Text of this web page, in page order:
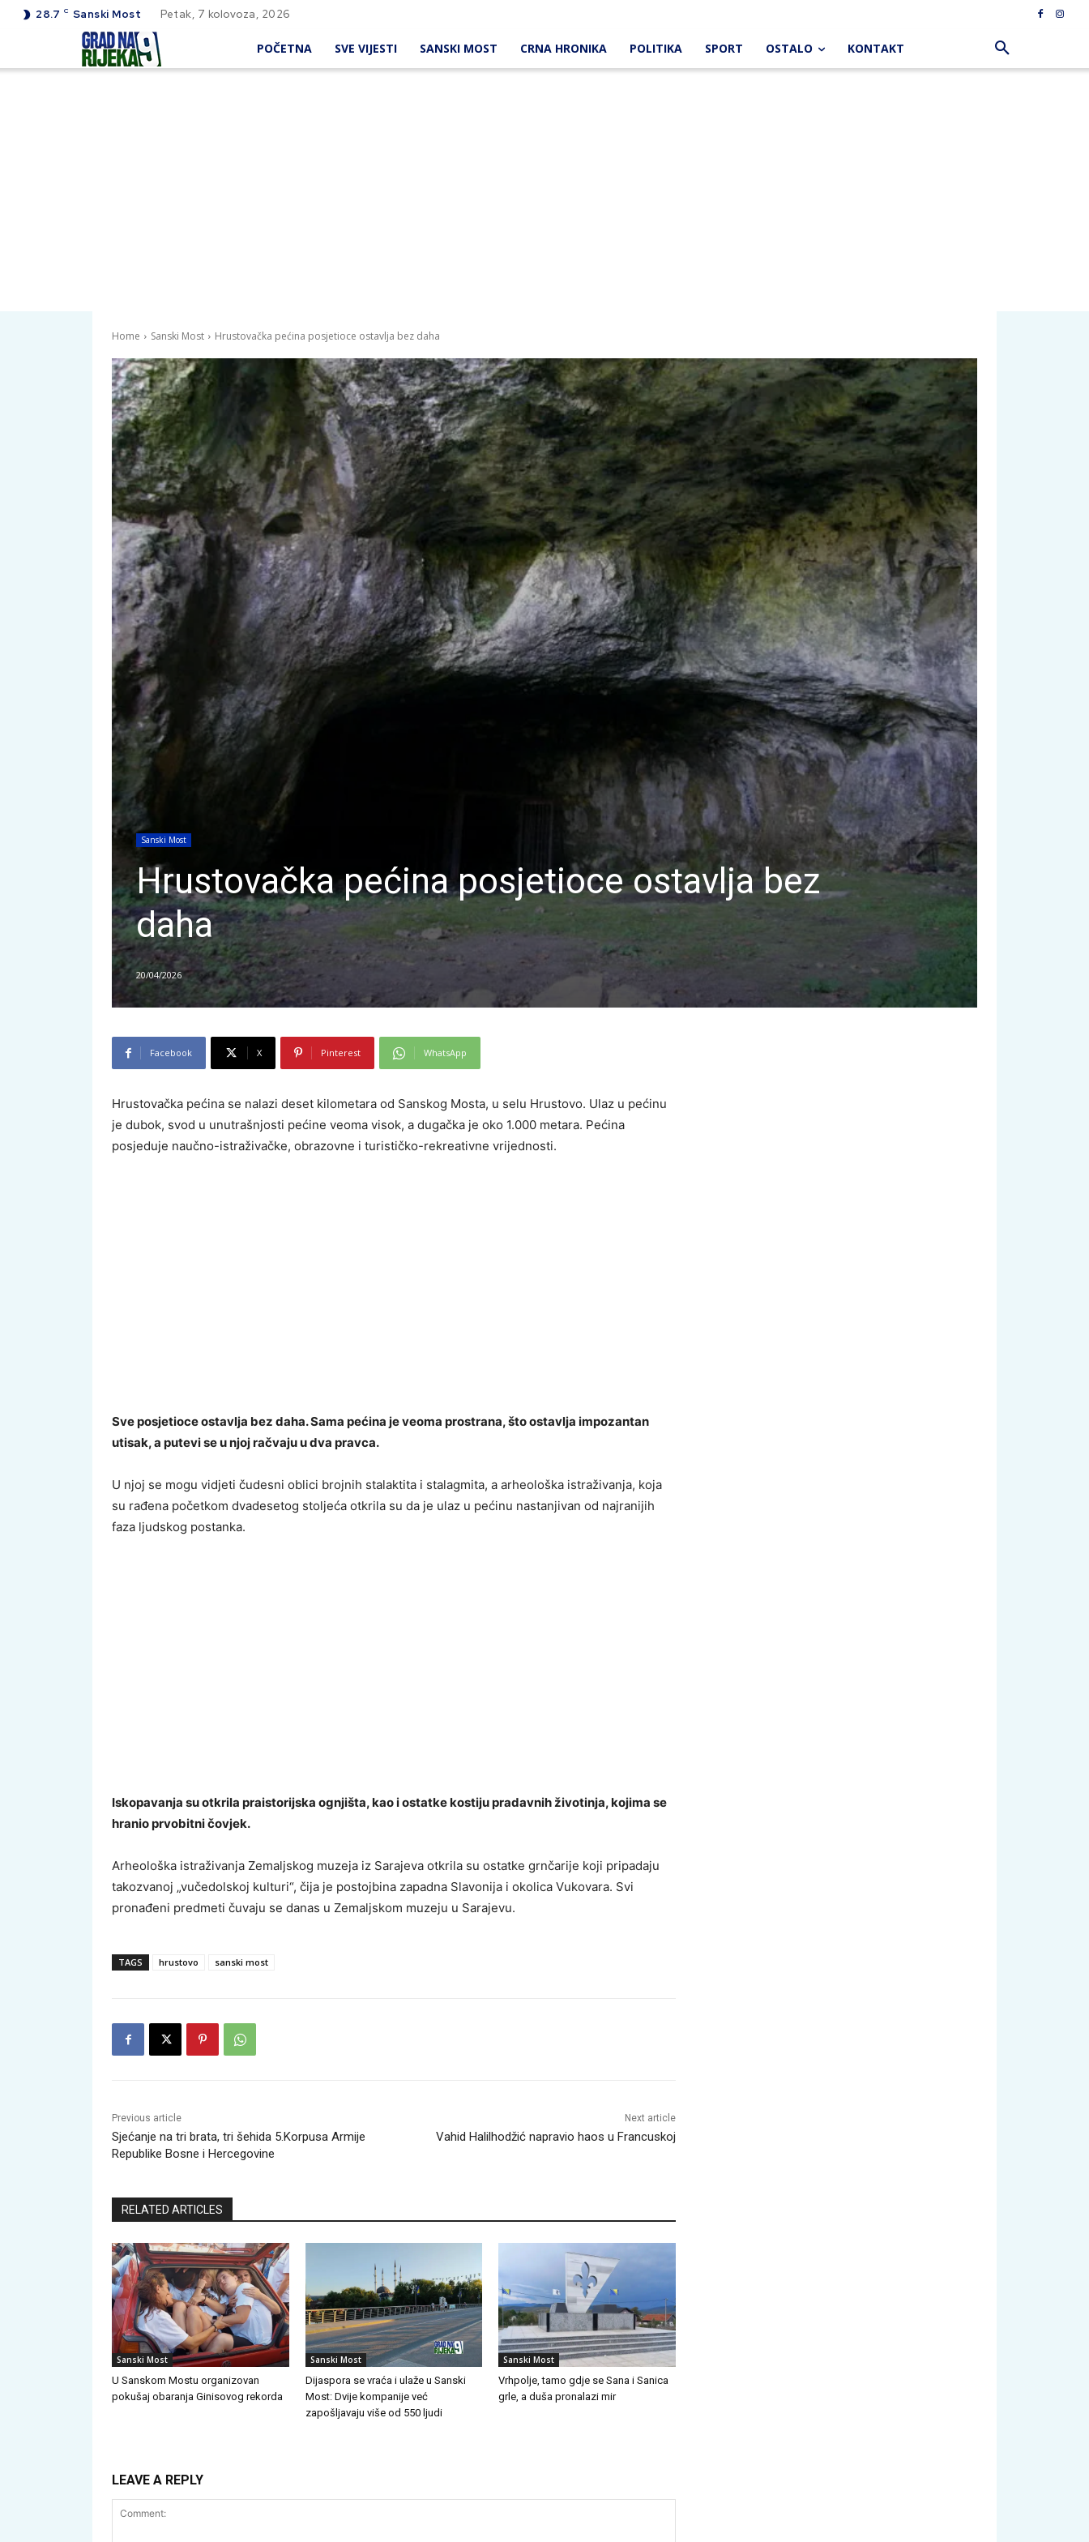
28.7 C Sanski Most Petak, 7 kolovoza, 2026
POČETNA SVE VIJESTI SANSKI MOST CRNA HRONIKA POLITIKA SPORT OSTALO KONTAKT
Home Sanski Most Hrustovačka pećina posjetioce ostavlja bez daha
Sanski Most
Hrustovačka pećina posjetioce ostavlja bez
daha
20/04/2026
Facebook X Pinterest WhatsApp
Hrustovačka pećina se nalazi deset kilometara od Sanskog Mosta, u selu Hrustovo. Ulaz u pećinu
je dubok, svod u unutrašnjosti pećine veoma visok, a dugačka je oko 1.000 metara. Pećina
posjeduje naučno-istraživačke, obrazovne i turističko-rekreativne vrijednosti.
Sve posjetioce ostavlja bez daha. Sama pećina je veoma prostrana, što ostavlja impozantan
utisak, a putevi se u njoj račvaju u dva pravca.
U njoj se mogu vidjeti čudesni oblici brojnih stalaktita i stalagmita, a arheološka istraživanja, koja
su rađena početkom dvadesetog stoljeća otkrila su da je ulaz u pećinu nastanjivan od najranijih
faza ljudskog postanka.
Iskopavanja su otkrila praistorijska ognjišta, kao i ostatke kostiju pradavnih životinja, kojima se
hranio prvobitni čovjek.
Arheološka istraživanja Zemaljskog muzeja iz Sarajeva otkrila su ostatke grnčarije koji pripadaju
takozvanoj „vučedolskoj kulturi“, čija je postojbina zapadna Slavonija i okolica Vukovara. Svi
pronađeni predmeti čuvaju se danas u Zemaljskom muzeju u Sarajevu.
TAGS hrustovo sanski most
Previous article
Sjećanje na tri brata, tri šehida 5.Korpusa Armije
Republike Bosne i Hercegovine
Next article
Vahid Halilhodžić napravio haos u Francuskoj
RELATED ARTICLES
Sanski Most
U Sanskom Mostu organizovan
pokušaj obaranja Ginisovog rekorda
Sanski Most
Dijaspora se vraća i ulaže u Sanski
Most: Dvije kompanije već
zapošljavaju više od 550 ljudi
Sanski Most
Vrhpolje, tamo gdje se Sana i Sanica
grle, a duša pronalazi mir
LEAVE A REPLY